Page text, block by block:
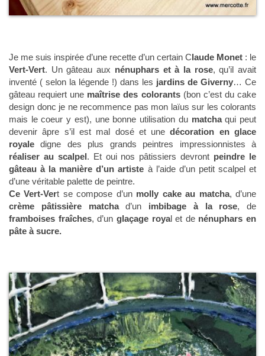
Je me suis inspirée d’une recette d’un certain Claude Monet : le
Vert-Vert. Un gâteau aux nénuphars et à la rose, qu’il avait
inventé ( selon la légende !) dans les jardins de Giverny… Ce
gâteau requiert une maîtrise des colorants(bon c’est du cake
design donc je ne recommence pas mon laïus sur les colorants
mais le coeur y est), une bonne utilisation du matchaqui peut
devenir âpre s’il est mal dosé et unedécoration en glace
royale digne des plus grands peintres impressionnistes à
réaliser au scalpel. Et oui nos pâtissiers devront peindre le
gâteau à la manière d’un artiste à l’aide d’un petit scalpel et
d’une véritable palette de peintre.
Ce Vert-Vert se compose d’un molly cake au matcha, d’une
crème pâtissière matchad’un imbibage à la rose, de
framboises fraîches, d’un glaçage royal et de nénuphars en
pâte à sucre.